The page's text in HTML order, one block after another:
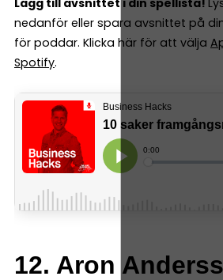
nedanför eller spara avsnittet på
för poddar. Klicka här för att välja
Spotify.
12. Aron